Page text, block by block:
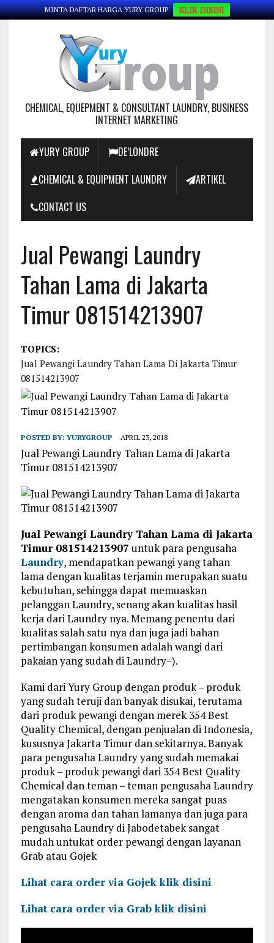
MINTA DAFTAR HARGA YURY GROUP KLIK DISINI
CHEMICAL, EQUEPMENT & CONSULTANT LAUNDRY, BUSINESS
INTERNET MARKETING
YURY GROUP
DE’LONDRE
CHEMICAL & EQUIPMENT LAUNDRY
ARTIKEL
CONTACT US
Jual Pewangi Laundry
Tahan Lama di Jakarta
Timur 081514213907
TOPICS:
Jual Pewangi Laundry Tahan Lama Di Jakarta Timur
081514213907
POSTED BY:YURYGROUP APRIL 23, 2018
Jual Pewangi Laundry Tahan Lama di Jakarta
Timur 081514213907
Jual Pewangi Laundry Tahan Lama di Jakarta
Timur 081514213907 untuk para pengusaha
Laundry, mendapatkan pewangi yang tahan
lama dengan kualitas terjamin merupakan suatu
kebutuhan, sehingga dapat memuaskan
pelanggan Laundry, senang akan kualitas hasil
kerja dari Laundry nya. Memang penentu dari
kualitas salah satu nya dan juga jadi bahan
pertimbangan konsumen adalah wangi dari
pakaian yang sudah di Laundry=).
Kami dari Yury Group dengan produk – produk
yang sudah teruji dan banyak disukai, terutama
dari produk pewangi dengan merek 354 Best
Quality Chemical, dengan penjualan di Indonesia,
kususnya Jakarta Timur dan sekitarnya. Banyak
para pengusaha Laundry yang sudah memakai
produk – produk pewangi dari 354 Best Quality
Chemical dan teman – teman pengusaha Laundry
mengatakan konsumen mereka sangat puas
dengan aroma dan tahan lamanya dan juga para
pengusaha Laundry di Jabodetabek sangat
mudah untukat order pewangi dengan layanan
Grab atau Gojek
Lihat cara order via Gojek klik disini
Lihat cara order via Grab klik disini